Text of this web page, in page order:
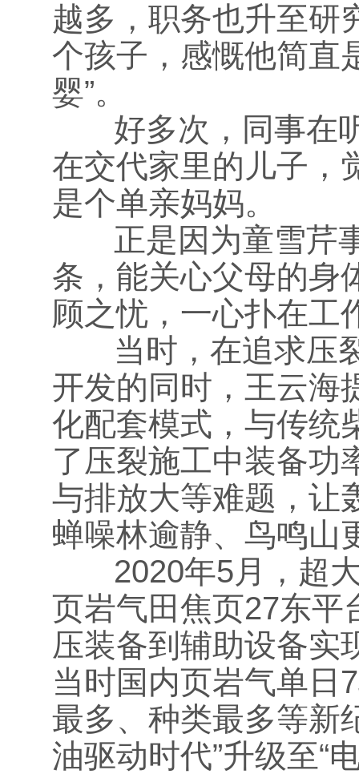
越多，职务也升至研
个孩子，感慨他简直
婴”。
好多次，同事在听
在交代家里的儿子，
是个单亲妈妈。
正是因为童雪芹事
条，能关心父母的身
顾之忧，一心扑在工
当时，在追求压裂
开发的同时，王云海
化配套模式，与传统
了压裂施工中装备功
与排放大等难题，让
蝉噪林逾静、鸟鸣山
2020年5月，超大
页岩气田焦页27东平
压装备到辅助设备实
当时国内页岩气单日
最多、种类最多等新
油驱动时代”升级至“